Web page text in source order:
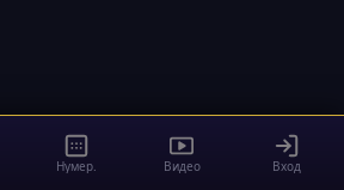
Нумер. Видео Вход